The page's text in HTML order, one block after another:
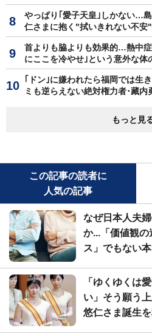
やっぱり｢愛子天皇｣しかない…
仁さまに抱く"拭いきれない不安"
首よりも脇よりも効果的…熱中
にここを冷やせ｣という意外な体
｢ドン｣に嫌われたら福岡では生
ミも逆らえない絶対権力者･藏内
もっと見
この記事の読者に
人気の記事
なぜ日本人夫
か...「価値観
ス」でもない
「ゆくゆくは
い」そう願う
悠仁さま誕生